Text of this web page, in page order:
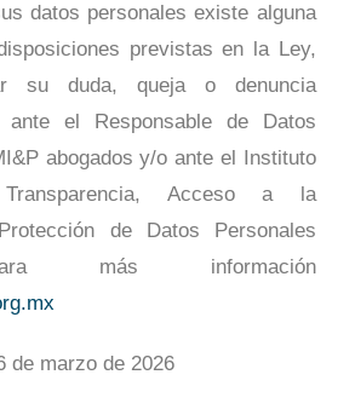
datos personales existe alguna
previstas en la Ley,
su duda, queja o denuncia
ante el Responsable de Datos
abogados y/o ante el Instituto
Acceso a la
de Datos Personales
más información
de marzo de 2026